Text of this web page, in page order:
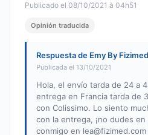
Publicado el 08/10/2021 à 04h51
Opinión traducida
Respuesta de Emy By Fizimed
Publicada el 13/10/2021
Hola, el envío tarda de 24 a
entrega en Francia tarda de
con Colissimo. Lo siento
con la entrega, ¡no dudes
conmigo en lea@fizimed.com